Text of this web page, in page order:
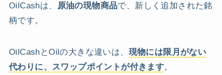
OilCashは、 原油の現物商品で、新しく追加された銘
柄です。
OilCashとOilの大きな違いは、 現物には限月がない
代わりに、スワップポイントが付きます。